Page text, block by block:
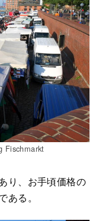
Fischmarkt
り、お手頃価格の
る。